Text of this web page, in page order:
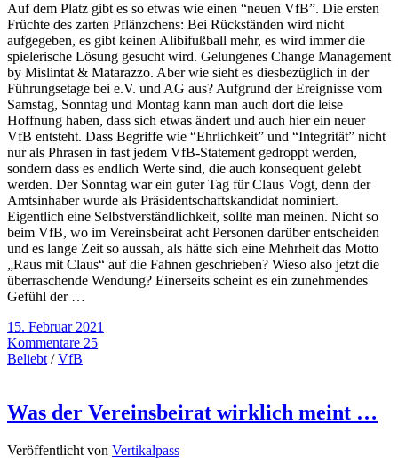
Auf dem Platz gibt es so etwas wie einen “neuen VfB”. Die ersten
Früchte des zarten Pflänzchens: Bei Rückständen wird nicht
aufgegeben, es gibt keinen Alibifußball mehr, es wird immer die
spielerische Lösung gesucht wird. Gelungenes Change Management
by Mislintat & Matarazzo. Aber wie sieht es diesbezüglich in der
Führungsetage bei e.V. und AG aus? Aufgrund der Ereignisse vom
Samstag, Sonntag und Montag kann man auch dort die leise
Hoffnung haben, dass sich etwas ändert und auch hier ein neuer
VfB entsteht. Dass Begriffe wie “Ehrlichkeit” und “Integrität” nicht
nur als Phrasen in fast jedem VfB-Statement gedroppt werden,
sondern dass es endlich Werte sind, die auch konsequent gelebt
werden. Der Sonntag war ein guter Tag für Claus Vogt, denn der
Amtsinhaber wurde als Präsidentschaftskandidat nominiert.
Eigentlich eine Selbstverständlichkeit, sollte man meinen. Nicht so
beim VfB, wo im Vereinsbeirat acht Personen darüber entscheiden
und es lange Zeit so aussah, als hätte sich eine Mehrheit das Motto
„Raus mit Claus“ auf die Fahnen geschrieben? Wieso also jetzt die
überraschende Wendung? Einerseits scheint es ein zunehmendes
Gefühl der …
15. Februar 2021
Kommentare 25
Beliebt /VfB
Was der Vereinsbeirat wirklich meint …
Veröffentlicht von Vertikalpass